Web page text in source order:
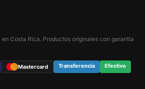
Costa Rica. Productos originales con garantía
Mastercard Transferencia Efectivo